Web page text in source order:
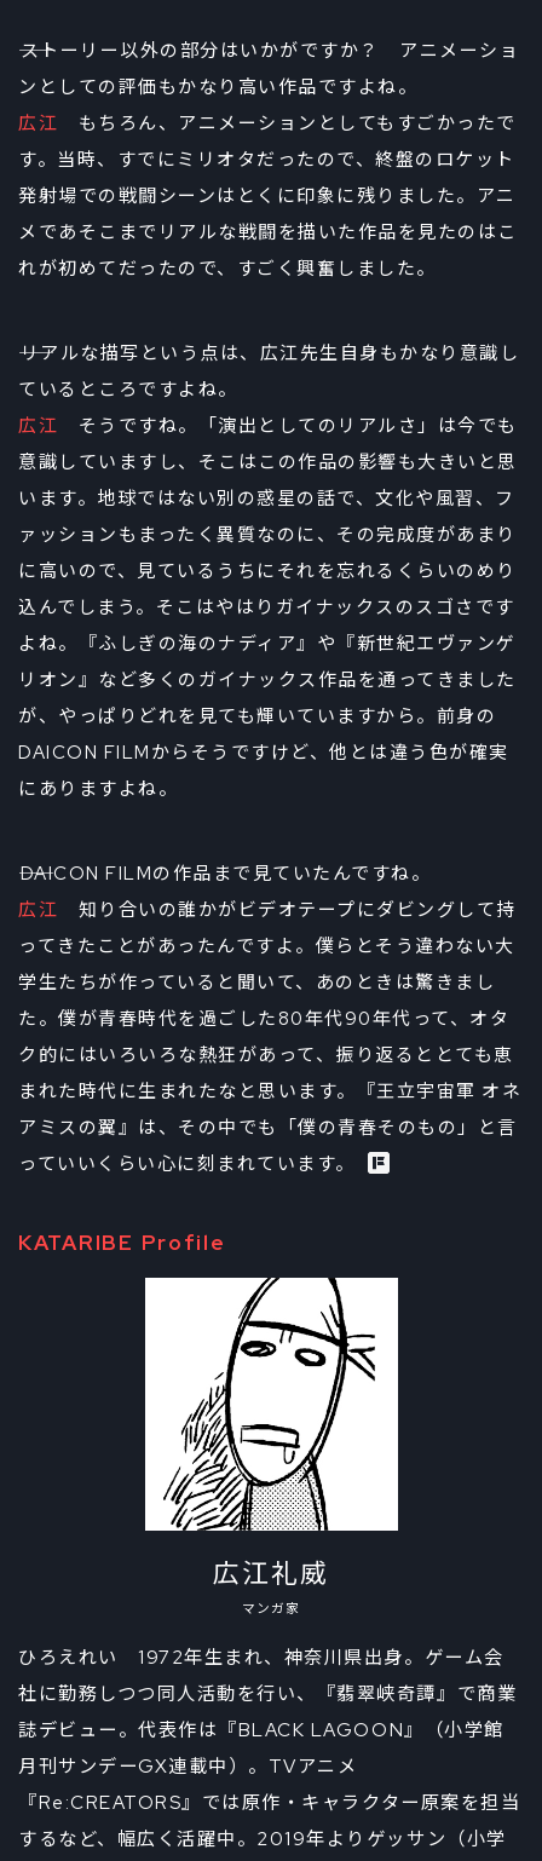
――ストーリー以外の部分はいかがですか？ アニメーショ
ンとしての評価もかなり高い作品ですよね。
広江 もちろん、アニメーションとしてもすごかったで
す。当時、すでにミリオタだったので、終盤のロケット
発射場での戦闘シーンはとくに印象に残りました。アニ
メであそこまでリアルな戦闘を描いた作品を見たのはこ
れが初めてだったので、すごく興奮しました。
――リアルな描写という点は、広江先生自身もかなり意識し
ているところですよね。
広江 そうですね。「演出としてのリアルさ」は今でも
意識していますし、そこはこの作品の影響も大きいと思
います。地球ではない別の惑星の話で、文化や風習、フ
ァッションもまったく異質なのに、その完成度があまり
に高いので、見ているうちにそれを忘れるくらいのめり
込んでしまう。そこはやはりガイナックスのスゴさです
よね。『ふしぎの海のナディア』や『新世紀エヴァンゲ
リオン』など多くのガイナックス作品を通ってきました
が、やっぱりどれを見ても輝いていますから。前身の
DAICON FILMからそうですけど、他とは違う色が確実
にありますよね。
――DAICON FILMの作品まで見ていたんですね。
広江 知り合いの誰かがビデオテープにダビングして持
ってきたことがあったんですよ。僕らとそう違わない大
学生たちが作っていると聞いて、あのときは驚きまし
た。僕が青春時代を過ごした80年代90年代って、オタ
ク的にはいろいろな熱狂があって、振り返るととても恵
まれた時代に生まれたなと思います。『王立宇宙軍 オネ
アミスの翼』は、その中でも「僕の青春そのもの」と言
っていいくらい心に刻まれています。
KATARIBE Profile
広江礼威
マンガ家
ひろえれい 1972年生まれ、神奈川県出身。ゲーム会
社に勤務しつつ同人活動を行い、『翡翠峡奇譚』で商業
誌デビュー。代表作は『BLACK LAGOON』（小学館
月刊サンデーGX連載中）。TVアニメ
『Re:CREATORS』では原作・キャラクター原案を担当
するなど、幅広く活躍中。2019年よりゲッサン（小学